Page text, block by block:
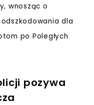
wnosząc o
dla
po Poległych
pozywa